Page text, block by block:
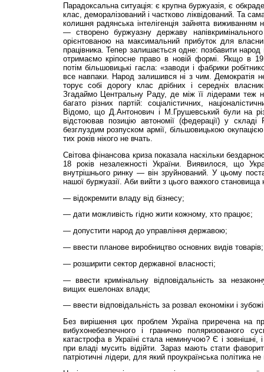
Парадоксальна ситуація: є крупна буржуазія, є
клас, деморалізований і частково ліквідований. Та
колишня радянська інтелігенція зайнята
— створено буржуазну державу
орієнтованою на максимальний прибуток для
працівника. Тепер залишається одне: позбавити
отримаємо кріпосне право в новій формі. Якщо в
потім більшовицькі гасла: «заводи і фабрики
все навпаки. Народ залишився ні з чим. Демократія
торує собі дорогу клас дрібних і середніх
Згадаймо Центральну Раду, де між її лідерами теж
багато різних партій: соціалістичних,
Відомо, що Д.Антонович і М.Грушевський були на
відстоював позицію автономії (федерації) у
безглуздим розпуском армії, більшовицькою
тих років нікого не вчать.
Світова фінансова криза показала наскільки
18 років незалежності України. Виявилося, що
внутрішнього ринку — він зруйнований. У цьому
нашої буржуазії. Аби вийти з цього важкого становища
— відокремити владу від бізнесу;
— дати можливість гідно жити кожному, хто працює;
— допустити народ до управління державою;
— ввести планове виробництво основних видів товарів;
— розширити сектор державної власності;
— ввести кримінальну відповідальність за
вищих ешелонах влади;
— ввести відповідаль­ність за розвал економіки і
Без вирішення цих проблем Україна приречена на
вибухонебезпечного і гранично поляризованого
катастрофа в Україні стала неминучою? Є і зовнішні,
при владі мусить відійти. Зараз мають стати
патріотичні лідери, для який проукраїнська політика